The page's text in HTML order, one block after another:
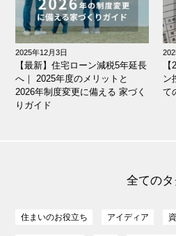
2025年12月3日
【最新】住宅ローン減税5年延長
へ｜ 2025年度のメリットと
2026年制度変更に備える 家づく
りガイド
ン
て
全てのタ
住まいのお役立ち アイディア